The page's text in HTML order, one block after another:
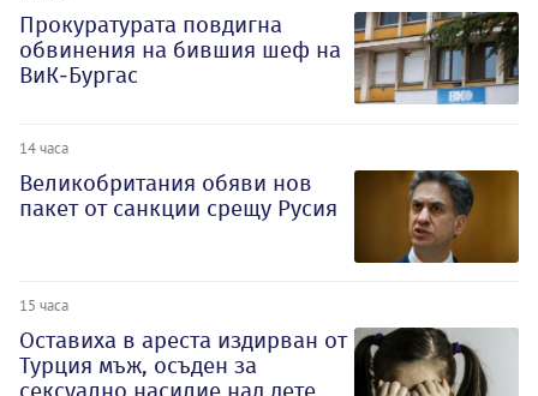
Прокуратурата повдигна
обвинения на бившия шеф на
ВиК-Бургас
14 часа
Великобритания обяви нов
пакет от санкции срещу Русия
15 часа
Оставиха в ареста издирван от
Турция мъж, осъден за